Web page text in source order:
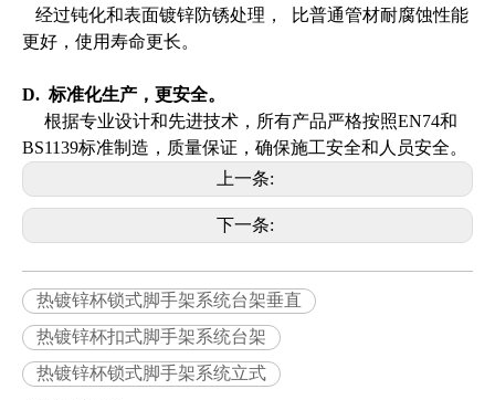
经过钝化和表面镀锌防锈处理， 比普通管材耐腐蚀性能
更好，使用寿命更长。
D. 标准化生产，更安全。
根据专业设计和先进技术，所有产品严格按照EN74和
BS1139标准制造，质量保证，确保施工安全和人员安全。
上一条:
下一条:
热镀锌杯锁式脚手架系统台架垂直
热镀锌杯扣式脚手架系统台架
热镀锌杯锁式脚手架系统立式